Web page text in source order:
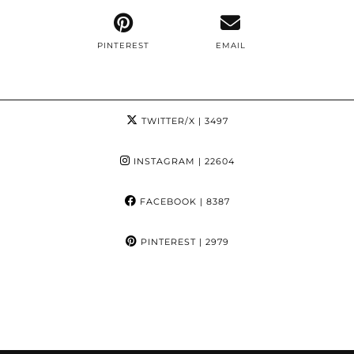
PINTEREST EMAIL
TWITTER/X | 3497
INSTAGRAM | 22604
FACEBOOK | 8387
PINTEREST| 2979